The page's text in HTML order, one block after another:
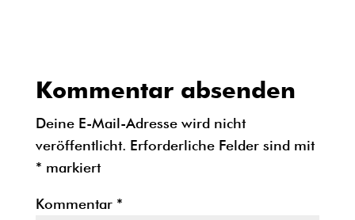
Kommentar absenden
Deine E-Mail-Adresse wird nicht
veröffentlicht. Erforderliche Felder sind mit
* markiert
Kommentar *